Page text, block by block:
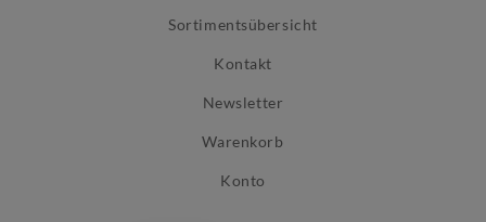
Sortimentsübersicht
Kontakt
Newsletter
Warenkorb
Konto